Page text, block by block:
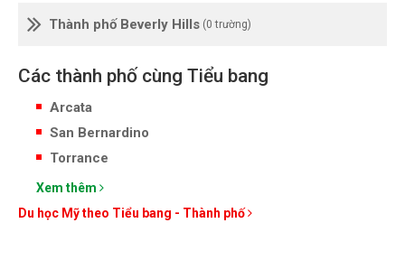
Thành phố Beverly Hills (0 trường)
Các thành phố cùng Tiểu bang
Arcata
San Bernardino
Torrance
Xem thêm
Du học Mỹ theo Tiểu bang - Thành phố